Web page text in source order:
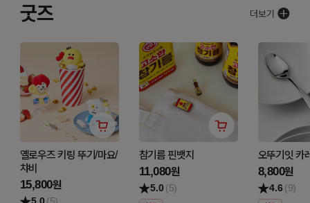
굿즈
옐로우즈 키링 뚜기/마요/
챠비
15,800원
참기름 핀뱃지
11,080원
5.0 (5)
오뚜기잇 카
8,800원
4.6 (9)